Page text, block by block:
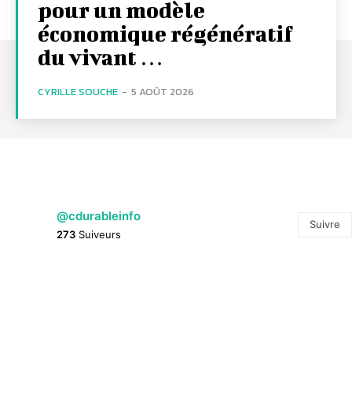
pour un modèle
économique régénératif
du vivant …
CYRILLE SOUCHE - 5 AOÛT 2026
@cdurableinfo
273 Suiveurs
Suivre